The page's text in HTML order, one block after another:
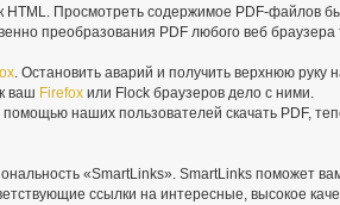
HTML. Просмотреть содержимое PDF-файлов
преобразования PDF любого веб браузера
. Остановить аварий и получить верхнюю руку
ваш Firefoxили Flock браузеров дело с ними.
наших пользователей скачать PDF,
«SmartLinks». SmartLinks поможет
ссылки на интересные, высокое